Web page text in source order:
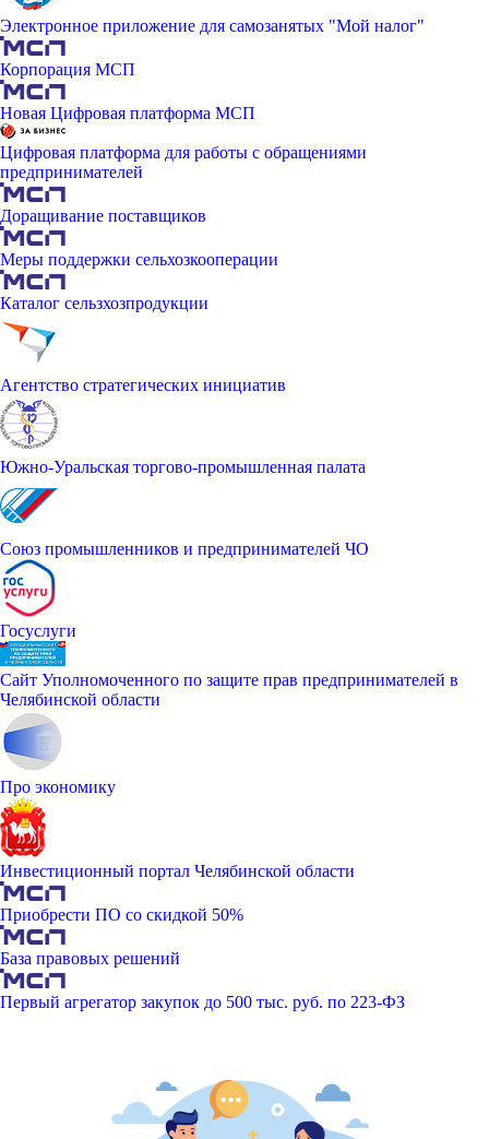
Электронное приложение для самозанятых "Мой налог"
Корпорация МСП
Новая Цифровая платформа МСП
Цифровая платформа для работы с обращениями
предпринимателей
Доращивание поставщиков
Меры поддержки сельхозкооперации
Каталог сельзхозпродукции
Агентство стратегических инициатив
Южно-Уральская торгово-промышленная палата
Союз промышленников и предпринимателей ЧО
Госуслуги
Сайт Уполномоченного по защите прав предпринимателей в
Челябинской области
Про экономику
Инвестиционный портал Челябинской области
Приобрести ПО со скидкой 50%
База правовых решений
Первый агрегатор закупок до 500 тыс. руб. по 223-ФЗ